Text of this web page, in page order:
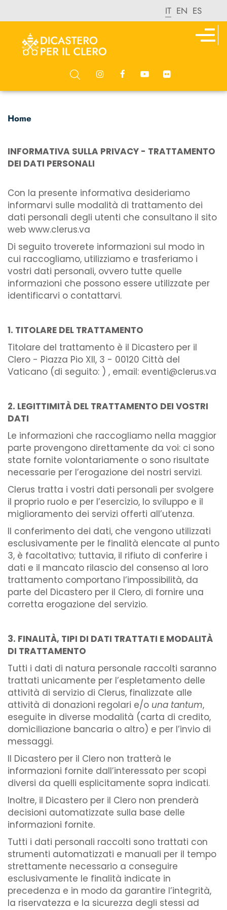
IT EN ES
Home
INFORMATIVA SULLA PRIVACY - TRATTAMENTO
DEI DATI PERSONALI
Con la presente informativa desideriamo
informarvi sulle modalità di trattamento dei
dati personali degli utenti che consultano il sito
web www.clerus.va
Di seguito troverete informazioni sul modo in
cui raccogliamo, utilizziamo e trasferiamo i
vostri dati personali, ovvero tutte quelle
informazioni che possono essere utilizzate per
identificarvi o contattarvi.
1. TITOLARE DEL TRATTAMENTO
Titolare del trattamento è il Dicastero per il
Clero - Piazza Pio XII, 3 - 00120 Città del
Vaticano (di seguito: ) , email: eventi@clerus.va
2. LEGITTIMITÀ DEL TRATTAMENTO DEI VOSTRI
DATI
Le informazioni che raccogliamo nella maggior
parte provengono direttamente da voi: ci sono
state fornite volontariamente o sono risultate
necessarie per l’erogazione dei nostri servizi.
Clerus tratta i vostri dati personali per svolgere
il proprio ruolo e per l’esercizio, lo sviluppo e il
miglioramento dei servizi offerti all’utenza.
Il conferimento dei dati, che vengono utilizzati
esclusivamente per le finalità elencate al punto
3, è facoltativo; tuttavia, il rifiuto di conferire i
dati e il mancato rilascio del consenso al loro
trattamento comportano l’impossibilità, da
parte del Dicastero per il Clero, di fornire una
corretta erogazione del servizio.
3. FINALITÀ, TIPI DI DATI TRATTATI E MODALITÀ
DI TRATTAMENTO
Tutti i dati di natura personale raccolti saranno
trattati unicamente per l’espletamento delle
attività di servizio di Clerus, finalizzate alle
attività di donazioni regolari e/o una tantum,
eseguite in diverse modalità (carta di credito,
domiciliazione bancaria o altro) e per l’invio di
messaggi.
Il Dicastero per il Clero non tratterà le
informazioni fornite dall’interessato per scopi
diversi da quelli esplicitamente sopra indicati.
Inoltre, il Dicastero per il Clero non prenderà
decisioni automatizzate sulla base delle
informazioni fornite.
Tutti i dati personali raccolti sono trattati con
strumenti automatizzati e manuali per il tempo
strettamente necessario a conseguire
esclusivamente le finalità indicate in
precedenza e in modo da garantire l’integrità,
la riservatezza e la sicurezza degli stessi ad